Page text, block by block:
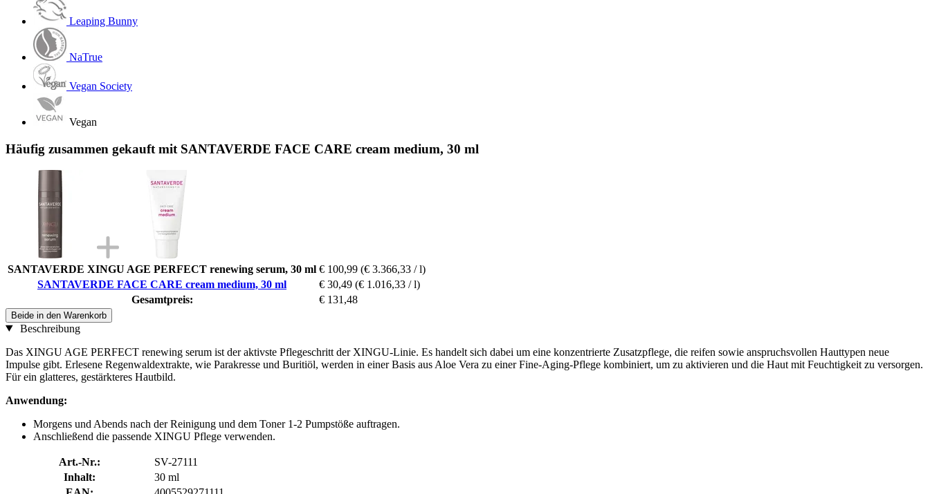
Leaping Bunny
NaTrue
Vegan Society
Vegan
Häufig zusammen gekauft mit SANTAVERDE FACE CARE cream medium, 30 ml
SANTAVERDE XINGU AGE PERFECT renewing serum, 30 ml € 100,99 (€ 3.366,33 / l)
SANTAVERDE FACE CARE cream medium, 30 ml
€ 30,49 (€ 1.016,33 / l)
Gesamtpreis:
€ 131,48
Beide in den Warenkorb
Beschreibung
Das XINGU AGE PERFECT renewing serum ist der aktivste Pflegeschritt der XINGU-Linie. Es handelt sich dabei um eine konzentrierte Zusatzpflege, die reifen sowie anspruchsvollen Hauttypen neue
Impulse gibt. Erlesene Regenwaldextrakte, wie Parakresse und Buritiöl, werden in einer Basis aus Aloe Vera zu einer Fine-Aging-Pflege kombiniert, um zu aktivieren und die Haut mit Feuchtigkeit zu versorgen.
Für ein glatteres, gestärkteres Hautbild.
Anwendung:
Morgens und Abends nach der Reinigung und dem Toner 1-2 Pumpstöße auftragen.
Anschließend die passende XINGU Pflege verwenden.
Art.-Nr.:
SV-27111
Inhalt:
30 ml